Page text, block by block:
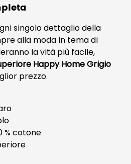
singolo dettaglio della
alla moda in tema di
la vità più facile,
Happy Home Grigio
prezzo.
% cotone